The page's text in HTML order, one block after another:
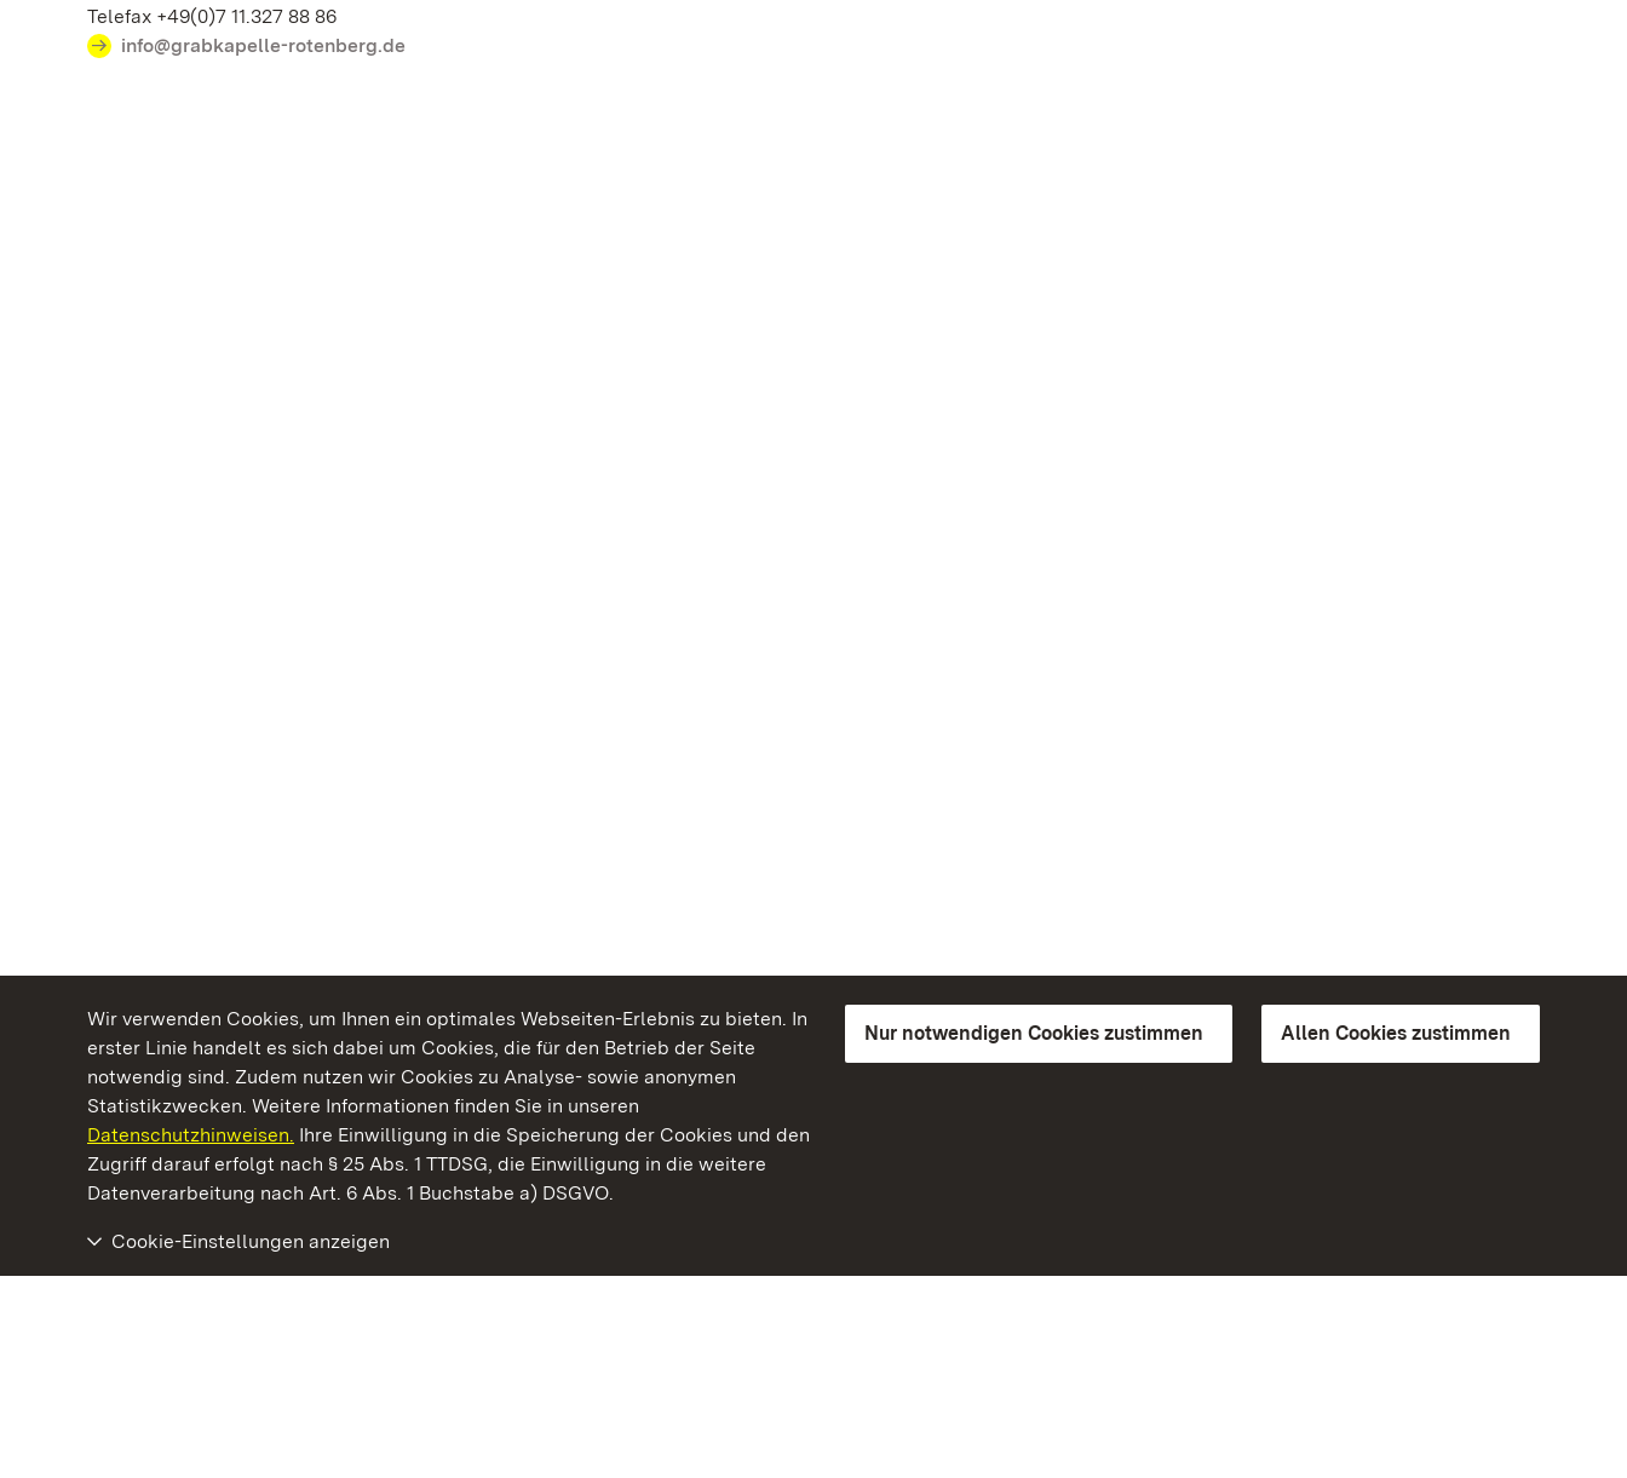
Wir verwenden Cookies, um Ihnen ein optimales Webseiten-Erlebnis zu bieten. In
erster Linie handelt es sich dabei um Cookies, die für den Betrieb der Seite
notwendig sind. Zudem nutzen wir Cookies zu Analyse- sowie anonymen
Statistikzwecken. Weitere Informationen finden Sie in unseren
Datenschutzhinweisen. Ihre Einwilligung in die Speicherung der Cookies und den
Zugriff darauf erfolgt nach § 25 Abs. 1 TTDSG, die Einwilligung in die weitere
Datenverarbeitung nach Art. 6 Abs. 1 Buchstabe a) DSGVO.
Nur notwendigen Cookies zustimmen Allen Cookies zustimmen
Cookie-Einstellungen anzeigen
Telefax +49(0)7 11.327 88 86
info@grabkapelle-rotenberg.de
Kommen. Staunen. Genießen.